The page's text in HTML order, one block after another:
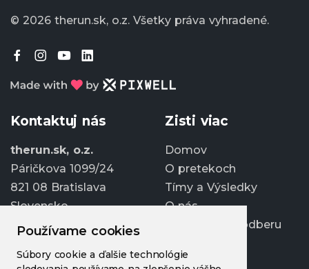
Používame cookies
Súbory cookie a ďalšie technológie
© 2026 therun.sk, o.z. Všetky práva vyhradené.
Kontaktuj nás
therun.sk, o.z.
Páričkova 1099/24
821 08 Bratislava
Slovensko
info@therun.sk
+421 907 807 363
Zisti viac
Domov
O pretekoch
Tímy a Výsledky
O nás
Prihlásiť sa k odberu